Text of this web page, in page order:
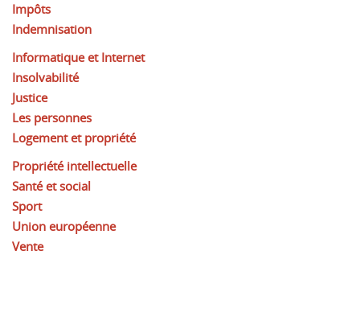
Impôts
Indemnisation
Informatique et Internet
Insolvabilité
Justice
Les personnes
Logement et propriété
Propriété intellectuelle
Santé et social
Sport
Union européenne
Vente